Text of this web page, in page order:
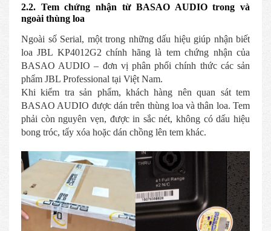
2.2. Tem chứng nhận từ BASAO AUDIO trong và
ngoài thùng loa
Ngoài số Serial, một trong những dấu hiệu giúp nhận biết
loa JBL KP4012G2 chính hãng là tem chứng nhận của
BASAO AUDIO – đơn vị phân phối chính thức các sản
phẩm JBL Professional tại Việt Nam.
Khi kiểm tra sản phẩm, khách hàng nên quan sát tem
BASAO AUDIO được dán trên thùng loa và thân loa. Tem
phải còn nguyên vẹn, được in sắc nét, không có dấu hiệu
bong tróc, tẩy xóa hoặc dán chồng lên tem khác.